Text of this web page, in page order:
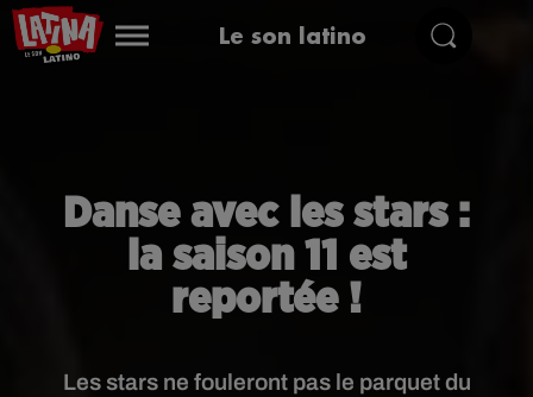
Le son latino
Danse avec les stars :
la saison 11 est
reportée !
Les stars ne fouleront pas le parquet du